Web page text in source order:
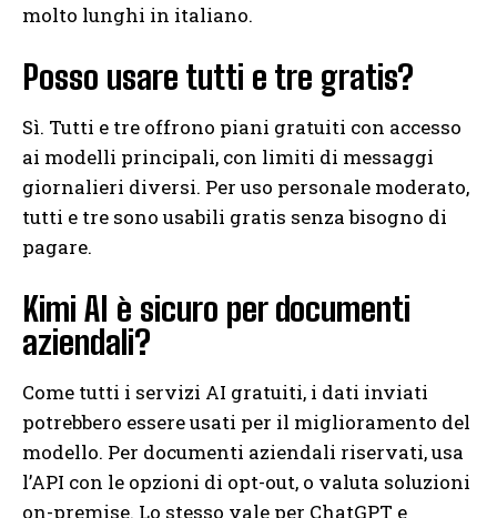
molto lunghi in italiano.
Posso usare tutti e tre gratis?
Sì. Tutti e tre offrono piani gratuiti con accesso
ai modelli principali, con limiti di messaggi
giornalieri diversi. Per uso personale moderato,
tutti e tre sono usabili gratis senza bisogno di
pagare.
Kimi AI è sicuro per documenti
aziendali?
Come tutti i servizi AI gratuiti, i dati inviati
potrebbero essere usati per il miglioramento del
modello. Per documenti aziendali riservati, usa
l’API con le opzioni di opt-out, o valuta soluzioni
on-premise. Lo stesso vale per ChatGPT e